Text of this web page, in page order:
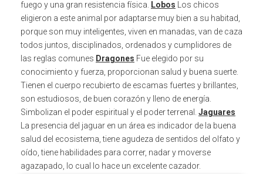
fuego y una gran resistencia física.
Lobos Los chicos
eligieron a este animal por adaptarse muy bien a su habitad,
porque son muy inteligentes, viven en manadas, van de caza
todos juntos, disciplinados, ordenados y cumplidores de
las reglas comunes Dragones Fue elegido por su
conocimiento y fuerza, proporcionan salud y buena suerte.
Tienen el cuerpo recubierto de escamas fuertes y brillantes,
son estudiosos, de buen corazón y lleno de energía.
Simbolizan el poder espiritual y el poder terrenal.
Jaguares
La presencia del jaguar en un área es indicador de la buena
salud del ecosistema, tiene agudeza de sentidos del olfato y
oído, tiene habilidades para correr, nadar y moverse
agazapado, lo cual lo hace un excelente cazador.